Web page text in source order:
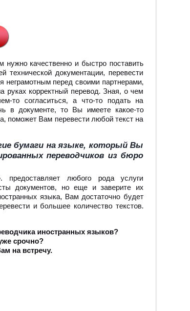
качественно и быстро поставить
документации, перевести
неграмотным перед своими партнерами,
корректный перевод. Зная, о чем
то согласиться, а что-то подать на
в документе, то Вы имеете какое-то
поможет Вам перевести любой текст на
бумаги на языке, который Вы
переводчиков из бюро
предоставляет любого рода услуги
документов, но еще и заверите их
языка, Вам достаточно будет
и большее количество текстов.
иностранных языков?
срочно?
на встречу.